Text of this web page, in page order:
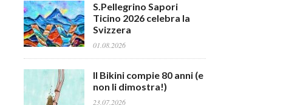
S.Pellegrino Sapori
Ticino 2026 celebra la
Svizzera
01.08.2026
Il Bikini compie 80 anni (e
non li dimostra!)
23.07.2026